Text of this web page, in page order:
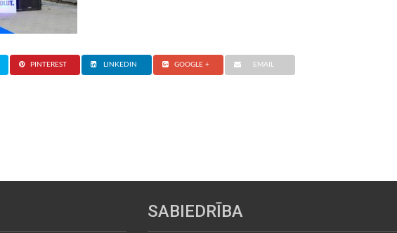
PINTEREST LINKEDIN GOOGLE + EMAIL
SABIEDRĪBA